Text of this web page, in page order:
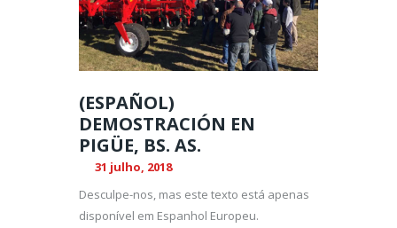
(ESPAÑOL)
DEMOSTRACIÓN EN
PIGÜE, BS. AS.
31 julho, 2018
Desculpe-nos, mas este texto está apenas
disponível em Espanhol Europeu.